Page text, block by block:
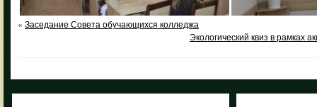
« Заседание Совета обучающихся колледжа
Экологический квиз в рамках